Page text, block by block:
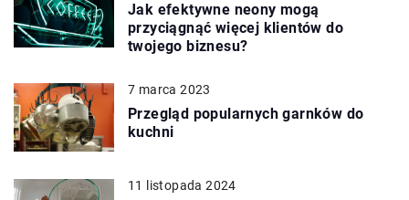
Jak efektywne neony mogą
przyciągnąć więcej klientów do
twojego biznesu?
7 marca 2023
Przegląd popularnych garnków do
kuchni
11 listopada 2024